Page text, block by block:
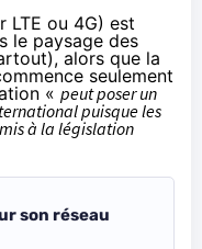
LTE ou 4G) est
le paysage des
alors que la
seulement
« peut poser un
puisque les
à la législation
son réseau